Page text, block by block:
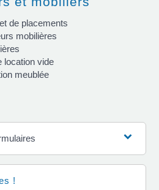
de placements
mobilières
location vide
meublée
!